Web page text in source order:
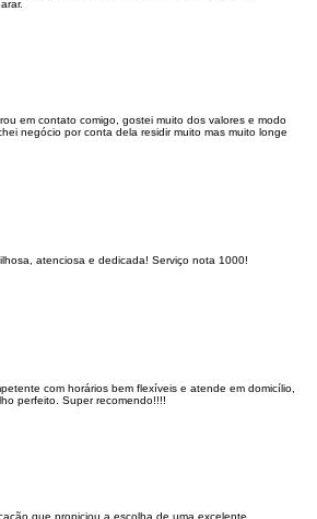
em contato comigo, gostei muito dos valores e modo
negócio por conta dela residir muito mas muito longe
atenciosa e dedicada! Serviço nota 1000!
com horários bem flexíveis e atende em domicílio,
perfeito. Super recomendo!!!!
que propiciou a escolha de uma excelente